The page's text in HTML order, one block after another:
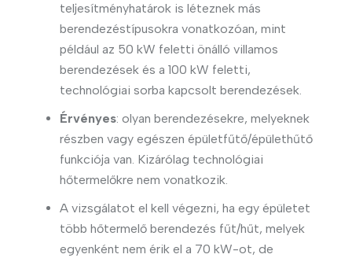
teljesítményhatárok is léteznek más
berendezéstípusokra vonatkozóan, mint
például az 50 kW feletti önálló villamos
berendezések és a 100 kW feletti,
technológiai sorba kapcsolt berendezések.
Érvényes: olyan berendezésekre, melyeknek
részben vagy egészen épületfűtő/épülethűtő
funkciója van. Kizárólag technológiai
hőtermelőkre nem vonatkozik.
A vizsgálatot el kell végezni, ha egy épületet
több hőtermelő berendezés fűt/hűt, melyek
egyenként nem érik el a 70 kW-ot, de